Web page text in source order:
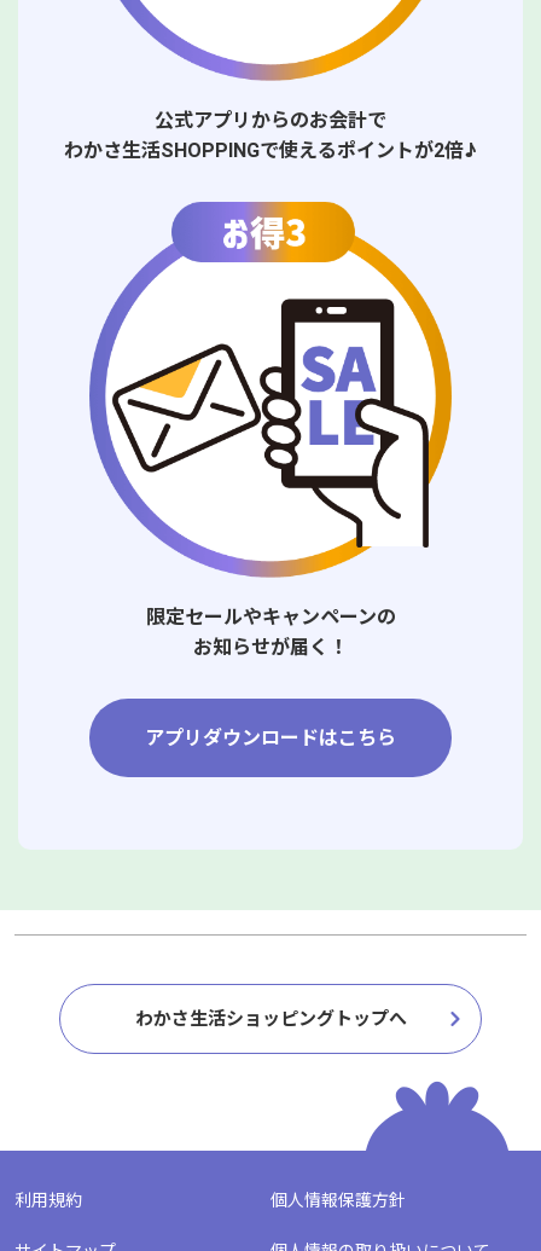
公式アプリからのお会計で
わかさ生活SHOPPINGで使えるポイントが2倍♪
限定セールやキャンペーンの
お知らせが届く！
アプリダウンロードはこちら
わかさ生活ショッピングトップへ
利用規約 個人情報保護方針